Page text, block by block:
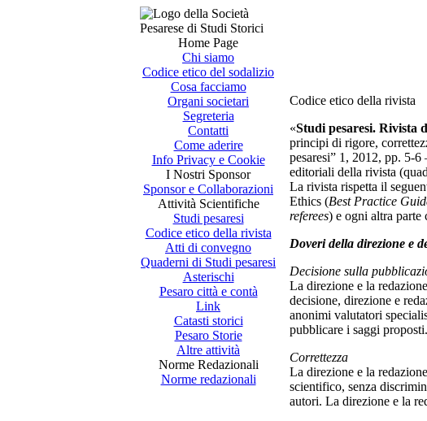
Home Page
Chi siamo
Codice etico del sodalizio
Cosa facciamo
Organi societari
Segreteria
Contatti
Come aderire
Info Privacy e Cookie
I Nostri Sponsor
Sponsor e Collaborazioni
Attività Scientifiche
Studi pesaresi
Codice etico della rivista
Atti di convegno
Quaderni di Studi pesaresi
Asterischi
Pesaro città e contà
Link
Catasti storici
Pesaro Storie
Altre attività
Norme Redazionali
Norme redazionali
Codice etico della rivista
«Studi pesaresi. Rivista
principi di rigore,
pesaresi” 1, 2012, pp. 5-
editoriali della rivista
La rivista rispetta il
Ethics (Best Practice
referees) e ogni altra parte
Doveri della direzione e
Decisione sulla
La direzione e la
decisione, direzione e
anonimi valutatori
pubblicare i saggi proposti.
Correttezza
La direzione e la
scientifico, senza
autori. La direzione e la